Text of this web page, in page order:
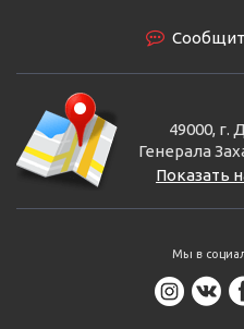
49000, г.
Генерала
Показать
Мы в